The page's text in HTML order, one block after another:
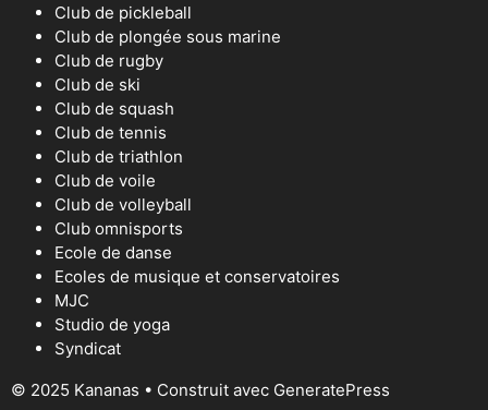
Club de pickleball
Club de plongée sous marine
Club de rugby
Club de ski
Club de squash
Club de tennis
Club de triathlon
Club de voile
Club de volleyball
Club omnisports
Ecole de danse
Ecoles de musique et conservatoires
MJC
Studio de yoga
Syndicat
© 2025 Kananas • Construit avec GeneratePress